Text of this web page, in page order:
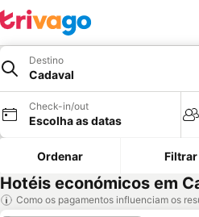
Destino
Cadaval
Check-in/out
Escolha as datas
Ordenar Filtrar
Hotéis económicos em
Como os pagamentos influenciam os